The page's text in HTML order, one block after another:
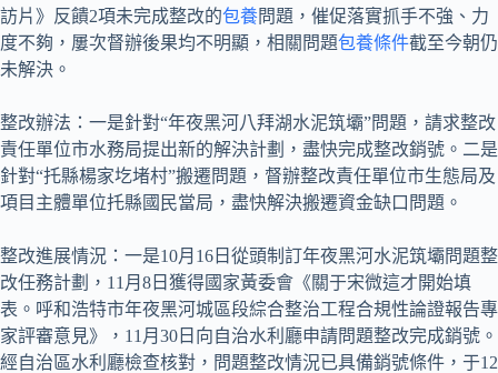
訪片》反饋2項未完成整改的包養問題，催促落實抓手不強、力
度不夠，屢次督辦後果均不明顯，相關問題包養條件截至今朝仍
未解決。
整改辦法：一是針對“年夜黑河八拜湖水泥筑壩”問題，請求整改
責任單位市水務局提出新的解決計劃，盡快完成整改銷號。二是
針對“托縣楊家圪堵村”搬遷問題，督辦整改責任單位市生態局及
項目主體單位托縣國民當局，盡快解決搬遷資金缺口問題。
整改進展情況：一是10月16日從頭制訂年夜黑河水泥筑壩問題整
改任務計劃，11月8日獲得國家黃委會《關于宋微這才開始填
表。呼和浩特市年夜黑河城區段綜合整治工程合規性論證報告專
家評審意見》，11月30日向自治水利廳申請問題整改完成銷號。
經自治區水利廳檢查核對，問題整改情況已具備銷號條件，于12